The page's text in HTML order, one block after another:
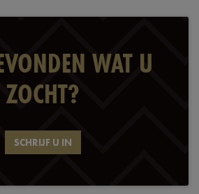
WAT U
ZOCHT?
SCHRIJF U IN